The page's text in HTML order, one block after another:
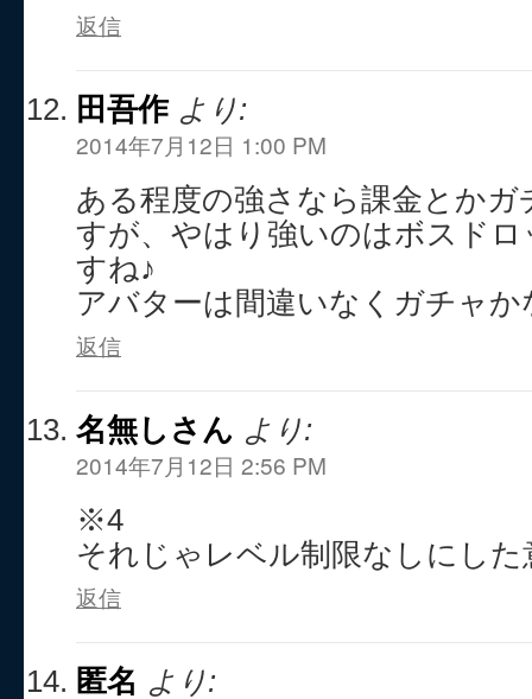
返信
田吾作 より:
2014年7月12日 1:00 PM
ある程度の強さなら課金とか
すが、やはり強いのはボスド
すね♪
アバターは間違いなくガチャ
返信
名無しさん より:
2014年7月12日 2:56 PM
※4
それじゃレベル制限なしにし
返信
匿名 より: